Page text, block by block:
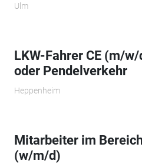
Ulm
LKW-Fahrer CE (m/
oder Pendelverkehr
Heppenheim
Mitarbeiter im
(w/m/d)